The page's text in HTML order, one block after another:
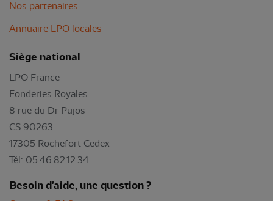
Nos partenaires
Annuaire LPO locales
Siège national
LPO France
Fonderies Royales
8 rue du Dr Pujos
CS 90263
17305 Rochefort Cedex
Tél: 05.46.82.12.34
Besoin d'aide, une question ?